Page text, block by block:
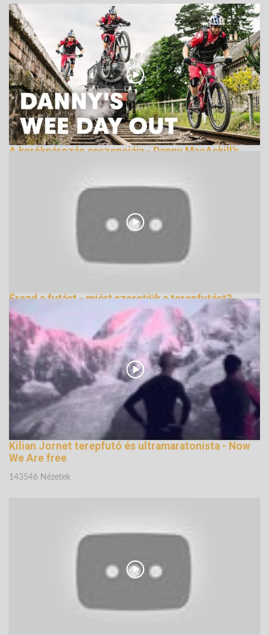
A kerékpározás esszenciája - Danny MacAskill’s
Érezd a futást - miért szeretjük a terepfutást?
139203 Nézetek
Kilian Jornet terepfutó és ultramaratonista - Now
We Are free
143546 Nézetek